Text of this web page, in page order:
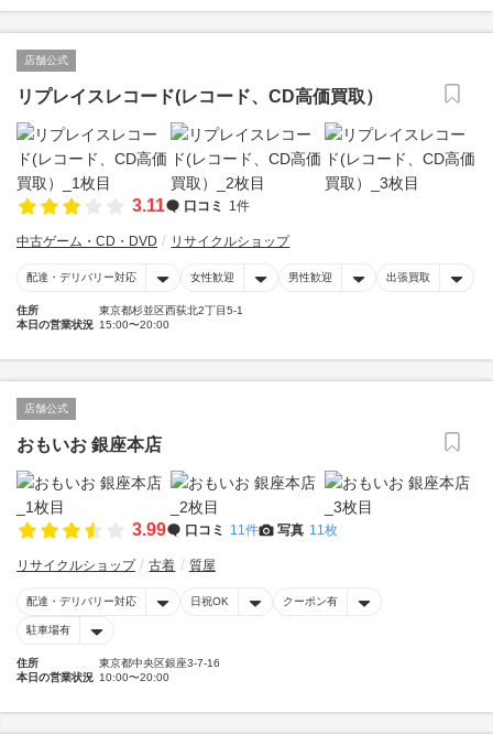
店舗公式
リプレイスレコード(レコード、CD高価買取）
3.11 口コミ 1件
中古ゲーム・CD・DVD リサイクルショップ
配達・デリバリー対応 女性歓迎 男性歓迎 出張買取
住所
東京都杉並区西荻北2丁目5-1
本日の営業状況 15:00〜20:00
店舗公式
おもいお 銀座本店
3.99 口コミ 11件 写真 11枚
リサイクルショップ 古着 質屋
配達・デリバリー対応 日祝OK クーポン有
駐車場有
住所
東京都中央区銀座3-7-16
本日の営業状況 10:00〜20:00